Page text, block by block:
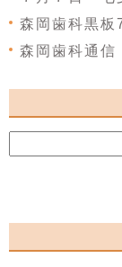
森岡歯科黒板
森岡歯科通